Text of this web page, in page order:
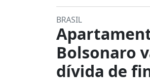
BRASIL
Bolsonaro
dívida de